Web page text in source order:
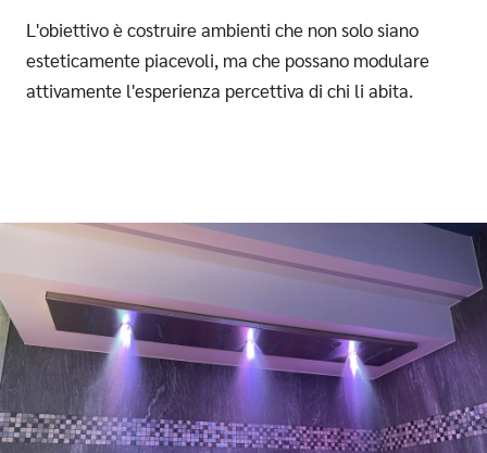
L'obiettivo è costruire ambienti che non solo siano
esteticamente piacevoli, ma che possano modulare
attivamente l'esperienza percettiva di chi li abita.